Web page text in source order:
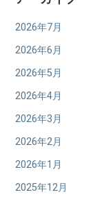
2026年7月
2026年6月
2026年5月
2026年4月
2026年3月
2026年2月
2026年1月
2025年12月